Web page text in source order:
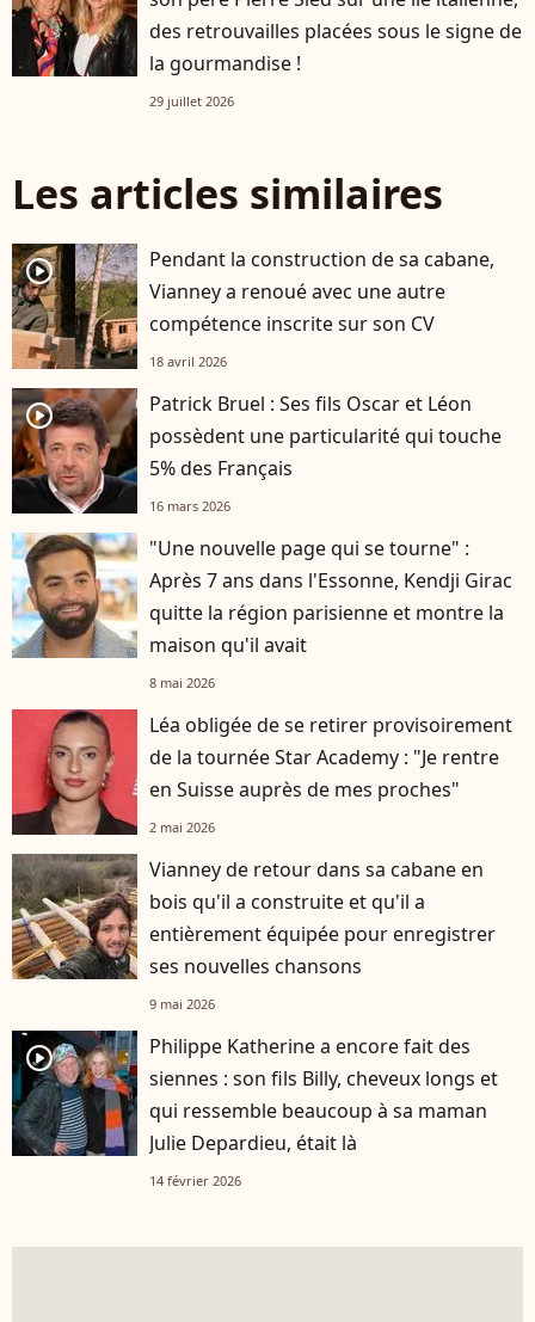
des retrouvailles placées sous le signe de
la gourmandise !
29 juillet 2026
Les articles similaires
player2
Pendant la construction de sa cabane,
Vianney a renoué avec une autre
compétence inscrite sur son CV
18 avril 2026
player2
Patrick Bruel : Ses fils Oscar et Léon
possèdent une particularité qui touche
5% des Français
16 mars 2026
"Une nouvelle page qui se tourne" :
Après 7 ans dans l'Essonne, Kendji Girac
quitte la région parisienne et montre la
maison qu'il avait
8 mai 2026
Léa obligée de se retirer provisoirement
de la tournée Star Academy : "Je rentre
en Suisse auprès de mes proches"
2 mai 2026
Vianney de retour dans sa cabane en
bois qu'il a construite et qu'il a
entièrement équipée pour enregistrer
ses nouvelles chansons
9 mai 2026
player2
Philippe Katherine a encore fait des
siennes : son fils Billy, cheveux longs et
qui ressemble beaucoup à sa maman
Julie Depardieu, était là
14 février 2026